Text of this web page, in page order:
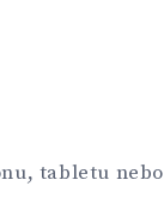
tabletu nebo